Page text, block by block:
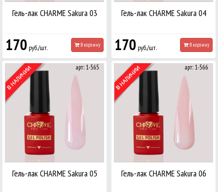
Гель-лак CHARME Sakura 03
170 руб./шт. В корзину
Гель-лак CHARME Sakura 04
170 руб./шт. В корзину
арт: 1-565
Гель-лак CHARME Sakura 05
арт: 1-566
Гель-лак CHARME Sakura 06